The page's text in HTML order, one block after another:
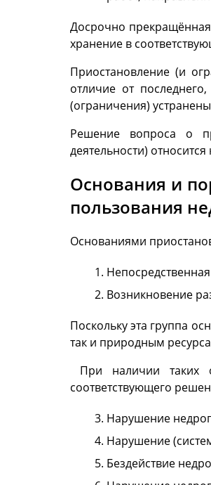
Досрочно прекращённая
хранение в
Приостановление (и
отличие от
(ограничения)
Решение вопроса о
деятельности)
Основания и
пользования
Основаниями
Возникновение
Поскольку эта группа
так и природным
При наличии таких
соответствующего
Нарушение
Нарушение
Бездействие